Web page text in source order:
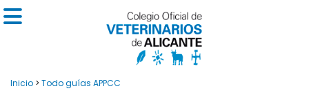
Inicio > Todo guías APPCC